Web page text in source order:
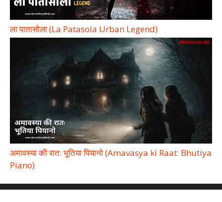
ला पातासोला (La Patasola Urban Legend)
अमावस्या की रात: भूतिया पियानो (Amavasya ki Raat: Bhutiya
Piano)